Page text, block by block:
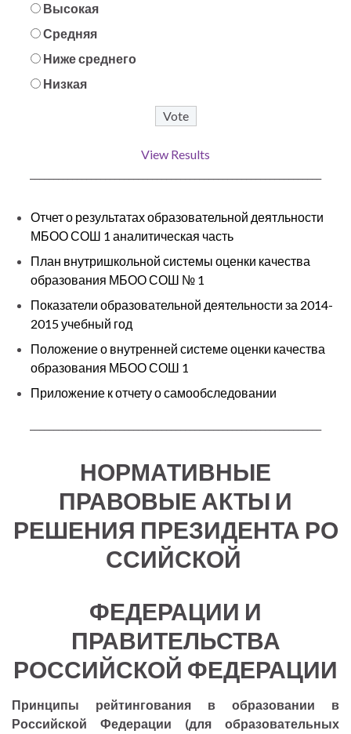
Высокая
Средняя
Ниже среднего
Низкая
View Results
Отчет о результатах образовательной деятльности
МБОО СОШ 1 аналитическая часть
План внутришкольной системы оценки качества
образования МБОО СОШ № 1
Показатели образовательной деятельности за 2014-
2015 учебный год
Положение о внутренней системе оценки качества
образования МБОО СОШ 1
Приложение к отчету о самообследовании
НОРМАТИВНЫЕ
ПРАВОВЫЕ АКТЫ И
РЕШЕНИЯ ПРЕЗИДЕНТА РО
ССИЙСКОЙ
ФЕДЕРАЦИИ И
ПРАВИТЕЛЬСТВА
РОССИЙСКОЙ ФЕДЕРАЦИИ
Принципы рейтингования в образовании в
Российской Федерации (для образовательных